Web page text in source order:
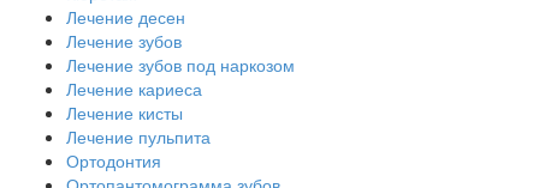
Лечение десен
Лечение зубов
Лечение зубов под наркозом
Лечение кариеса
Лечение кисты
Лечение пульпита
Ортодонтия